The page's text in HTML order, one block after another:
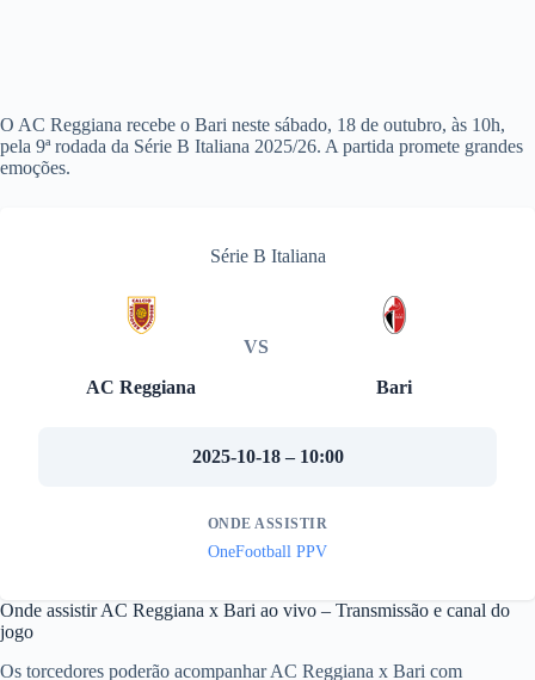
O AC Reggiana recebe o Bari neste sábado, 18 de outubro, às 10h,
pela 9ª rodada da Série B Italiana 2025/26. A partida promete grandes
emoções.
Série B Italiana
AC Reggiana
VS
Bari
2025-10-18 – 10:00
ONDE ASSISTIR
OneFootball PPV
Onde assistir AC Reggiana x Bari ao vivo – Transmissão e canal do
jogo
Os torcedores poderão acompanhar AC Reggiana x Bari com